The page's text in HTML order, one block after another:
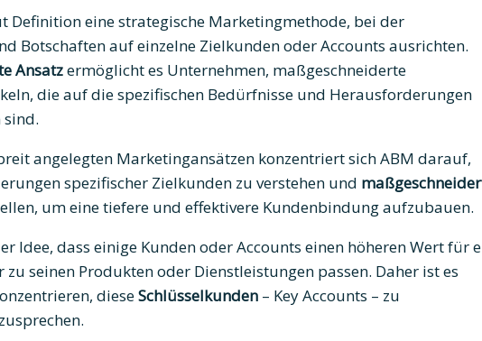
Definition eine strategische Marketingmethode, bei der
Botschaften auf einzelne Zielkunden oder Accounts ausrichten.
Ansatzermöglicht es Unternehmen, maßgeschneiderte
die auf die spezifischen Bedürfnisse und Herausforderungen
angelegten Marketingansätzen konzentriert sich ABM darauf,
spezifischer Zielkunden zu verstehen und
um eine tiefere und effektivere Kundenbindung aufzubauen.
Idee, dass einige Kunden oder Accounts einen höheren Wert für
seinen Produkten oder Dienstleistungen passen. Daher ist es
dieseSchlüsselkunden – Key Accounts – zu